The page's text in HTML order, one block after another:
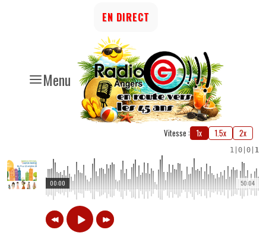
Menu
EN DIRECT
Vitesse : 1x 1.5x 2x
1 0 0 1
50:04
00:00